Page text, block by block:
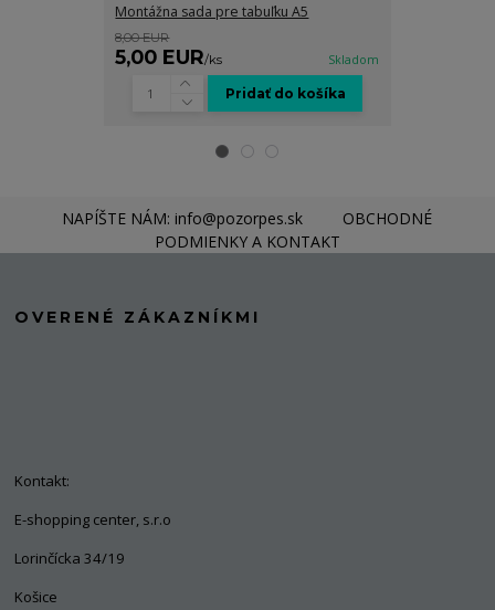
Montážna sada pre tabuľku A5
8,00 EUR
5,00 EUR/ks Skladom
Pridať do košíka
NAPÍŠTE NÁM: info@pozorpes.sk
OBCHODNÉ
PODMIENKY A KONTAKT
OVERENÉ ZÁKAZNÍKMI
Kontakt:
E-shopping center, s.r.o
Lorinčícka 34/19
Košice